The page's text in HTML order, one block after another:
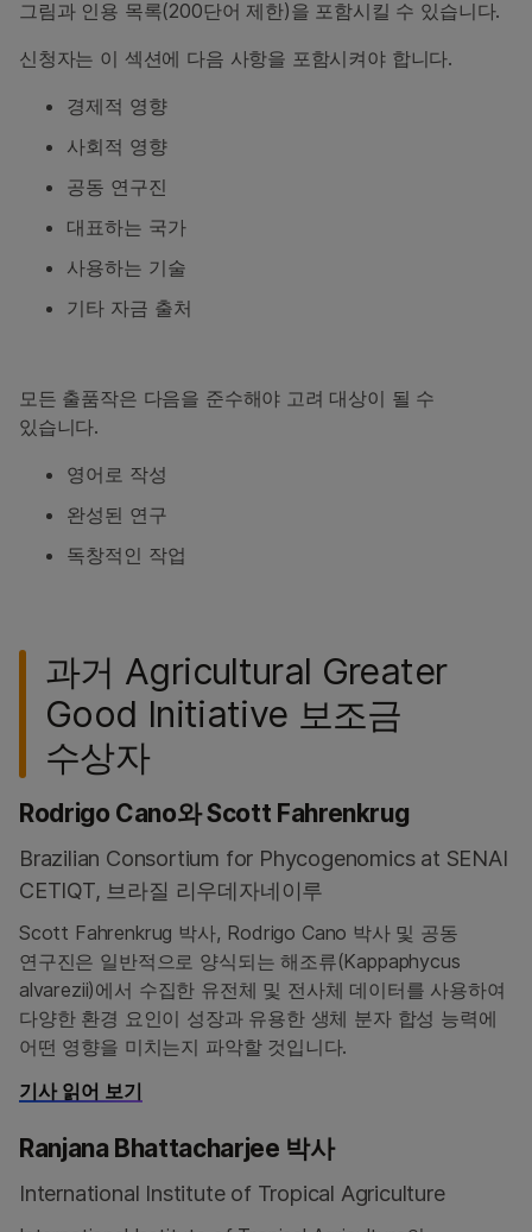
그림과 인용 목록(200단어 제한)을 포함시킬 수 있습니다.
신청자는 이 섹션에 다음 사항을 포함시켜야 합니다.
경제적 영향
사회적 영향
공동 연구진
대표하는 국가
사용하는 기술
기타 자금 출처
모든 출품작은 다음을 준수해야 고려 대상이 될 수
있습니다.
영어로 작성
완성된 연구
독창적인 작업
과거 Agricultural Greater
Good Initiative 보조금
수상자
Rodrigo Cano와 Scott Fahrenkrug
Brazilian Consortium for Phycogenomics at SENAI
CETIQT, 브라질 리우데자네이루
Scott Fahrenkrug 박사, Rodrigo Cano 박사 및 공동
연구진은 일반적으로 양식되는 해조류(Kappaphycus
alvarezii)에서 수집한 유전체 및 전사체 데이터를 사용하여
다양한 환경 요인이 성장과 유용한 생체 분자 합성 능력에
어떤 영향을 미치는지 파악할 것입니다.
기사 읽어 보기
Ranjana Bhattacharjee 박사
International Institute of Tropical Agriculture